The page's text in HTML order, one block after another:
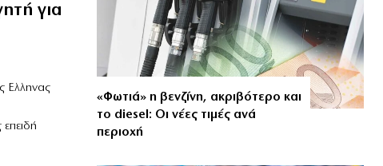
για
Ελληνας
«Φωτιά» η βενζίνη, ακριβότερο και
το diesel: Οι νέες τιμές ανά
περιοχή